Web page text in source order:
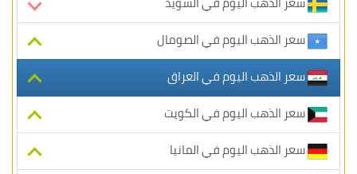
سعر الذهب اليوم في الصومال
سعر الذهب اليوم في العراق
سعر الذهب اليوم في الكويت
سعر الذهب اليوم في المانيا